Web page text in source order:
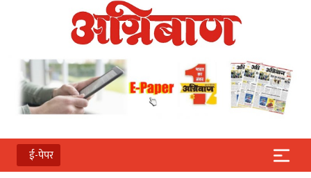
ई-पेपर